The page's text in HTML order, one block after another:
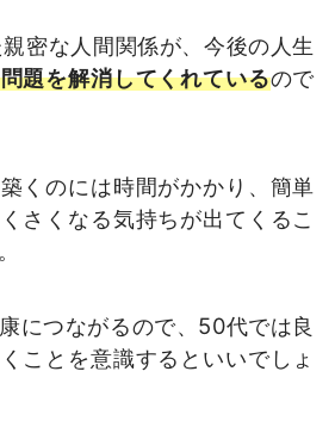
密な人間関係が、今後の人生
題を解消してくれているので
くのには時間がかかり、簡単
さくなる気持ちが出てくるこ
につながるので、50代では良
ことを意識するといいでしょ